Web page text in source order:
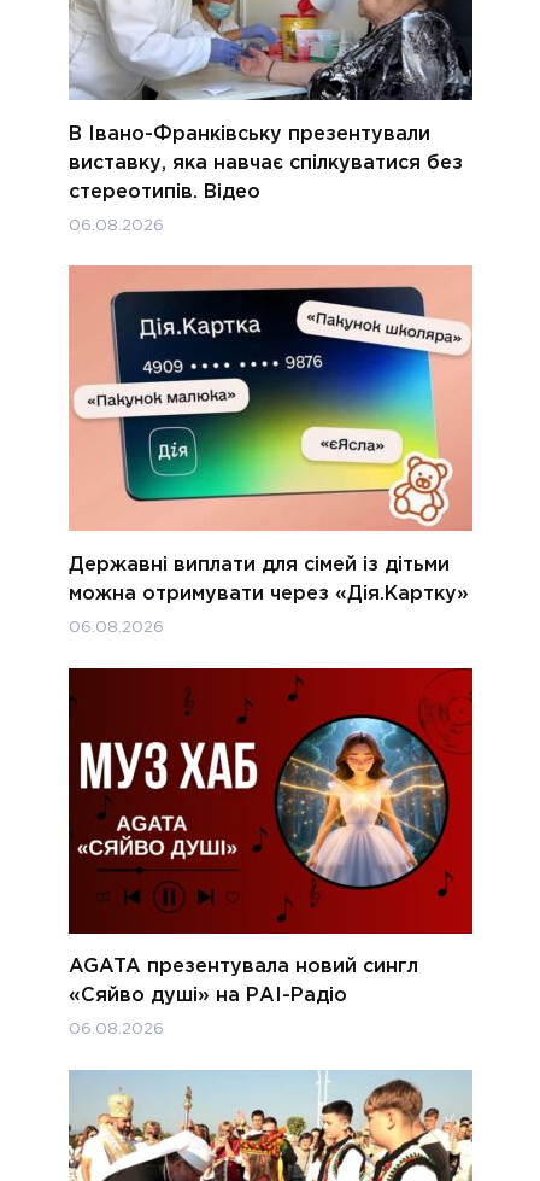
В Івано-Франківську презентували
виставку, яка навчає спілкуватися без
стереотипів. Відео
06.08.2026
Державні виплати для сімей із дітьми
можна отримувати через «Дія.Картку»
06.08.2026
AGATA презентувала новий сингл
«Сяйво душі» на РАІ-Радіо
06.08.2026